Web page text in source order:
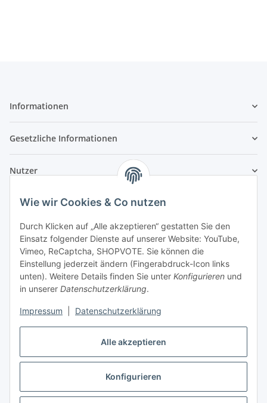
Alle akzeptieren
Konfigurieren
Wie wir Cookies & Co nutzen
Durch Klicken auf „Alle akzeptieren“ gestatten Sie den
Einsatz folgender Dienste auf unserer Website: YouTube,
Vimeo, ReCaptcha, SHOPVOTE. Sie können die
Einstellung jederzeit ändern (Fingerabdruck-Icon links
unten). Weitere Details finden Sie unter Konfigurieren und
in unserer Datenschutzerklärung.
Impressum Datenschutzerklärung
Informationen
Gesetzliche Informationen
Nutzer